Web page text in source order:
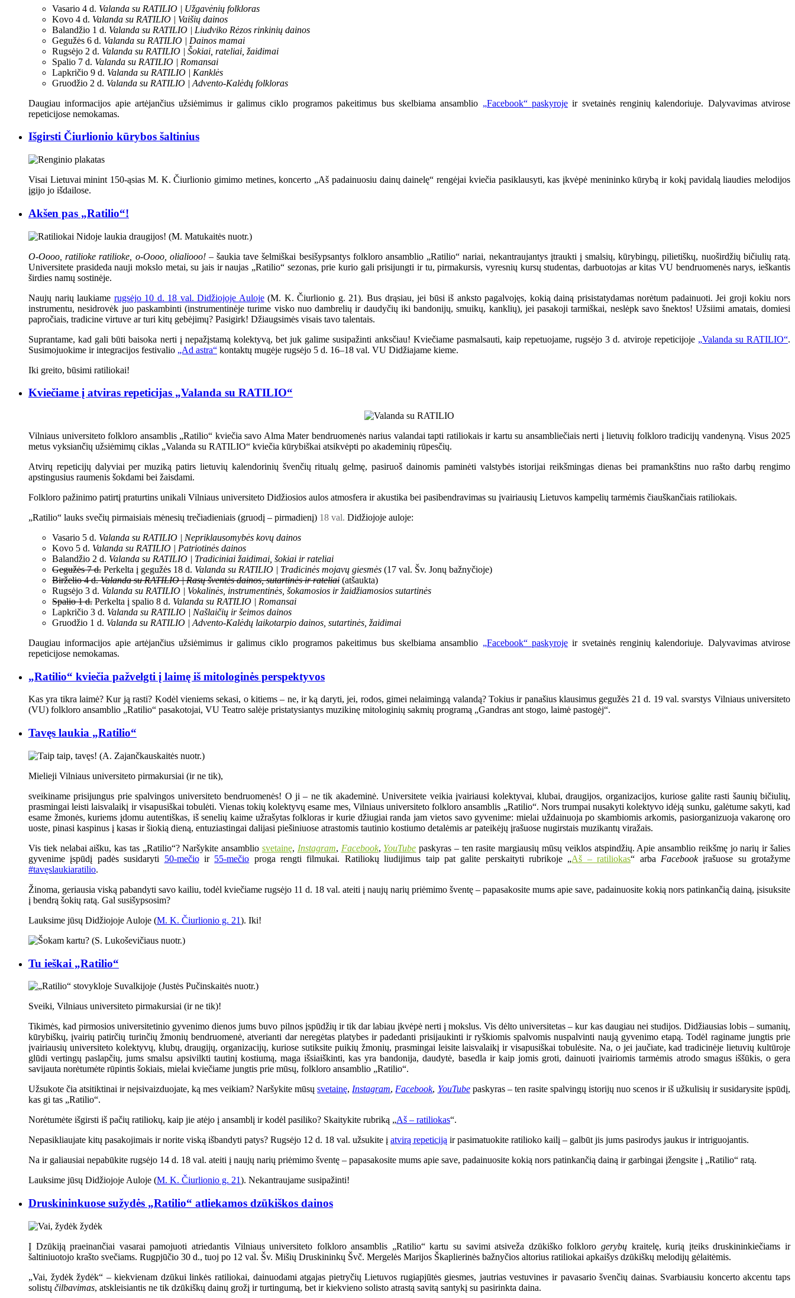
Vasario 4 d. Valanda su RATILIO | Užgavėnių folkloras
Kovo 4 d. Valanda su RATILIO | Vaišių dainos
Balandžio 1 d. Valanda su RATILIO | Liudviko Rėzos rinkinių dainos
Gegužės 6 d. Valanda su RATILIO | Dainos mamai
Rugsėjo 2 d. Valanda su RATILIO | Šokiai, rateliai, žaidimai
Spalio 7 d. Valanda su RATILIO | Romansai
Lapkričio 9 d. Valanda su RATILIO | Kanklės
Gruodžio 2 d. Valanda su RATILIO | Advento-Kalėdų folkloras
Daugiau informacijos apie artėjančius užsiėmimus ir galimus ciklo programos pakeitimus bus skelbiama ansamblio „Facebook“ paskyrojeir svetainės renginių kalendoriuje. Dalyvavimas atvirose
repeticijose nemokamas.
Išgirsti Čiurlionio kūrybos šaltinius
Visai Lietuvai minint 150-ąsias M. K. Čiurlionio gimimo metines, koncerto „Aš padainuosiu dainų dainelę“ rengėjai kviečia pasiklausyti, kas įkvėpė menininko kūrybą ir kokį pavidalą liaudies melodijos
įgijo jo išdailose.
Akšen pas „Ratilio“!
O-Oooo, ratilioke ratilioke, o-Oooo, olialiooo!– šaukia tave šelmiškai besišypsantys folkloro ansamblio „Ratilio“ nariai, nekantraujantys įtraukti į smalsių, kūrybingų, pilietiškų, nuoširdžių bičiulių ratą.
Universitete prasideda nauji mokslo metai, su jais ir naujas „Ratilio“ sezonas, prie kurio gali prisijungti ir tu, pirmakursis, vyresnių kursų studentas, darbuotojas ar kitas VU bendruomenės narys, ieškantis
širdies namų sostinėje.
Naujų narių laukiame rugsėjo 10 d. 18 val. Didžiojoje Auloje(M. K. Čiurlionio g. 21). Bus drąsiau, jei būsi iš anksto pagalvojęs, kokią dainą prisistatydamas norėtum padainuoti. Jei groji kokiu nors
instrumentu, nesidrovėk juo paskambinti (instrumentinėje turime visko nuo dambrelių ir daudyčių iki bandonijų, smuikų, kanklių), jei pasakoji tarmiškai, neslėpk savo šnektos! Užsiimi amatais, domiesi
papročiais, tradicine virtuve ar turi kitų gebėjimų? Pasigirk! Džiaugsimės visais tavo talentais.
Suprantame, kad gali būti baisoka nerti į nepažįstamą kolektyvą, bet juk galime susipažinti anksčiau! Kviečiame pasmalsauti, kaip repetuojame, rugsėjo 3 d. atviroje repeticijoje „Valanda su RATILIO“.
Susimojuokime ir integracijos festivalio „Ad astra“ kontaktų mugėje rugsėjo 5 d. 16–18 val. VU Didžiajame kieme.
Iki greito, būsimi ratiliokai!
Kviečiame į atviras repeticijas „Valanda su RATILIO“
Vilniaus universiteto folkloro ansamblis „Ratilio“ kviečia savo Alma Mater bendruomenės narius valandai tapti ratiliokais ir kartu su ansambliečiais nerti į lietuvių folkloro tradicijų vandenyną. Visus 2025
metus vyksiančių užsiėmimų ciklas „Valanda su RATILIO“ kviečia kūrybiškai atsikvėpti po akademinių rūpesčių.
Atvirų repeticijų dalyviai per muziką patirs lietuvių kalendorinių švenčių ritualų gelmę, pasiruoš dainomis paminėti valstybės istorijai reikšmingas dienas bei pramankštins nuo rašto darbų rengimo
apstingusius raumenis šokdami bei žaisdami.
Folkloro pažinimo patirtį praturtins unikali Vilniaus universiteto Didžiosios aulos atmosfera ir akustika bei pasibendravimas su įvairiausių Lietuvos kampelių tarmėmis čiauškančiais ratiliokais.
„Ratilio“ lauks svečių pirmaisiais mėnesių trečiadieniais (gruodį – pirmadienį) 18 val. Didžiojoje auloje:
Vasario 5 d. Valanda su RATILIO | Nepriklausomybės kovų dainos
Kovo 5 d. Valanda su RATILIO | Patriotinės dainos
Balandžio 2 d. Valanda su RATILIO | Tradiciniai žaidimai, šokiai ir rateliai
Gegužės 7 d. Perkelta į gegužės 18 d. Valanda su RATILIO | Tradicinės mojavų giesmės (17 val. Šv. Jonų bažnyčioje)
Birželio 4 d.Valanda su RATILIO | Rasų šventės dainos, sutartinės ir rateliai (atšaukta)
Rugsėjo 3 d. Valanda su RATILIO | Vokalinės, instrumentinės, šokamosios ir žaidžiamosios sutartinės
Spalio 1 d. Perkelta į spalio 8 d. Valanda su RATILIO | Romansai
Lapkričio 3 d. Valanda su RATILIO | Našlaičių ir šeimos dainos
Gruodžio 1 d. Valanda su RATILIO | Advento-Kalėdų laikotarpio dainos, sutartinės, žaidimai
Daugiau informacijos apie artėjančius užsiėmimus ir galimus ciklo programos pakeitimus bus skelbiama ansamblio „Facebook“ paskyrojeir svetainės renginių kalendoriuje. Dalyvavimas atvirose
repeticijose nemokamas.
„Ratilio“ kviečia pažvelgti į laimę iš mitologinės perspektyvos
Kas yra tikra laimė? Kur ją rasti? Kodėl vieniems sekasi, o kitiems – ne, ir ką daryti, jei, rodos, gimei nelaimingą valandą? Tokius ir panašius klausimus gegužės 21 d. 19 val. svarstys Vilniaus universiteto
(VU) folkloro ansamblio „Ratilio“ pasakotojai, VU Teatro salėje pristatysiantys muzikinę mitologinių sakmių programą „Gandras ant stogo, laimė pastogėj“.
Tavęs laukia „Ratilio“
Mielieji Vilniaus universiteto pirmakursiai (ir ne tik),
sveikiname prisijungus prie spalvingos universiteto bendruomenės! O ji – ne tik akademinė. Universitete veikia įvairiausi kolektyvai, klubai, draugijos, organizacijos, kuriose galite rasti šaunių bičiulių,
prasmingai leisti laisvalaikį ir visapusiškai tobulėti. Vienas tokių kolektyvų esame mes, Vilniaus universiteto folkloro ansamblis „Ratilio“. Nors trumpai nusakyti kolektyvo idėją sunku, galėtume sakyti, kad
esame žmonės, kuriems įdomu autentiškas, iš senelių kaime užrašytas folkloras ir kurie džiugiai randa jam vietos savo gyvenime: mielai uždainuoja po skambiomis arkomis, pasiorganizuoja vakaronę oro
uoste, pinasi kaspinus į kasas ir šiokią dieną, entuziastingai dalijasi piešiniuose atrastomis tautinio kostiumo detalėmis ar pateikėjų įrašuose nugirstais muzikantų viražais.
Vis tiek nelabai aišku, kas tas „Ratilio“? Naršykite ansamblio svetainę, Instagram, Facebook, YouTube paskyras – ten rasite margiausių mūsų veiklos atspindžių. Apie ansamblio reikšmę jo narių ir šalies
gyvenime įspūdį padės susidaryti 50-mečioir 55-mečio proga rengti filmukai. Ratiliokų liudijimus taip pat galite perskaityti rubrikoje „Aš – ratiliokas“ arba Facebookįrašuose su grotažyme
#tavęslaukiaratilio.
Žinoma, geriausia viską pabandyti savo kailiu, todėl kviečiame rugsėjo 11 d. 18 val. ateiti į naujų narių priėmimo šventę – papasakosite mums apie save, padainuosite kokią nors patinkančią dainą, įsisuksite
į bendrą šokių ratą. Gal susišypsosim?
Lauksime jūsų Didžiojoje Auloje (M. K. Čiurlionio g. 21). Iki!
Tu ieškai „Ratilio“
Sveiki, Vilniaus universiteto pirmakursiai (ir ne tik)!
Tikimės, kad pirmosios universitetinio gyvenimo dienos jums buvo pilnos įspūdžių ir tik dar labiau įkvėpė nerti į mokslus. Vis dėlto universitetas – kur kas daugiau nei studijos. Didžiausias lobis – sumanių,
kūrybiškų, įvairių patirčių turinčių žmonių bendruomenė, atverianti dar neregėtas platybes ir padedanti prisijaukinti ir ryškiomis spalvomis nuspalvinti naują gyvenimo etapą. Todėl raginame jungtis prie
įvairiausių universiteto kolektyvų, klubų, draugijų, organizacijų, kuriose sutiksite puikių žmonių, prasmingai leisite laisvalaikį ir visapusiškai tobulėsite. Na, o jei jaučiate, kad tradicinėje lietuvių kultūroje
glūdi vertingų paslapčių, jums smalsu apsivilkti tautinį kostiumą, maga išsiaiškinti, kas yra bandonija, daudytė, basedla ir kaip jomis groti, dainuoti įvairiomis tarmėmis atrodo smagus iššūkis, o gera
savijauta norėtumėte rūpintis šokiais, mielai kviečiame jungtis prie mūsų, folkloro ansamblio „Ratilio“.
Užsukote čia atsitiktinai ir neįsivaizduojate, ką mes veikiam? Naršykite mūsųsvetainę, Instagram, Facebook, YouTubepaskyras – ten rasite spalvingų istorijų nuo scenos ir iš užkulisių ir susidarysite įspūdį,
kas gi tas „Ratilio“.
Norėtumėte išgirsti iš pačių ratiliokų, kaip jie atėjo į ansamblį ir kodėl pasiliko? Skaitykite rubriką „Aš – ratiliokas“.
Nepasikliaujate kitų pasakojimais ir norite viską išbandyti patys? Rugsėjo 12 d. 18 val. užsukite į atvirą repeticiją ir pasimatuokite ratilioko kailį – galbūt jis jums pasirodys jaukus ir intriguojantis.
Na ir galiausiai nepabūkite rugsėjo 14 d. 18 val. ateiti į naujų narių priėmimo šventę – papasakosite mums apie save, padainuosite kokią nors patinkančią dainą ir garbingai įžengsite į „Ratilio“ ratą.
Lauksime jūsų Didžiojoje Auloje (M. K. Čiurlionio g. 21). Nekantraujame susipažinti!
Druskininkuose sužydės „Ratilio“ atliekamos dzūkiškos dainos
Į Dzūkiją praeinančiai vasarai pamojuoti atriedantis Vilniaus universiteto folkloro ansamblis „Ratilio“ kartu su savimi atsiveža dzūkiško folklorogerybų kraitelę, kurią įteiks druskininkiečiams ir
šaltiniuotojo krašto svečiams. Rugpjūčio 30 d., tuoj po 12 val. Šv. Mišių Druskininkų Švč. Mergelės Marijos Škaplierinės bažnyčios altorius ratiliokai apkaišys dzūkiškų melodijų gėlaitėmis.
„Vai, žydėk žydėk“ – kiekvienam dzūkui linkės ratiliokai, dainuodami atgajas pietryčių Lietuvos rugiapjūtės giesmes, jautrias vestuvines ir pavasario švenčių dainas. Svarbiausiu koncerto akcentu taps
solistų čilbavimas, atskleisiantis ne tik dzūkiškų dainų grožį ir turtingumą, bet ir kiekvieno solisto atrastą savitą santykį su pasirinkta daina.